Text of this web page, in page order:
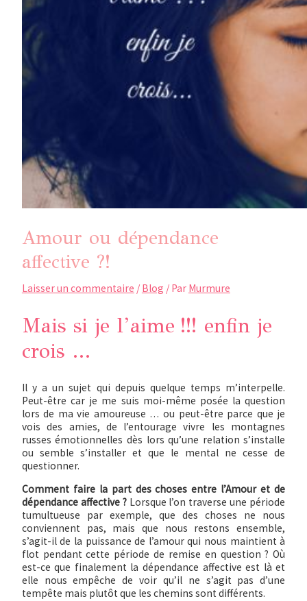
Amour ou dépendance
affective ?!
Laisser un commentaire / Blog / Par Murmure
Mais si je l’aime !!! enfin je
crois …
Il y a un sujet qui depuis quelque temps m’interpelle.
Peut-être car je me suis moi-même posée la question
lors de ma vie amoureuse … ou peut-être parce que je
vois des amies, de l’entourage vivre les montagnes
russes émotionnelles dès lors qu’une relation s’installe
ou semble s’installer et que le mental ne cesse de
questionner.
Comment faire la part des choses entre l’Amour et de
dépendance affective ?Lorsque l’on traverse une période
tumultueuse par exemple, que des choses ne nous
conviennent pas, mais que nous restons ensemble,
s’agit-il de la puissance de l’amour qui nous maintient à
flot pendant cette période de remise en question ? Où
est-ce que finalement la dépendance affective est là et
elle nous empêche de voir qu’il ne s’agit pas d’une
tempête mais plutôt que les chemins sont différents.